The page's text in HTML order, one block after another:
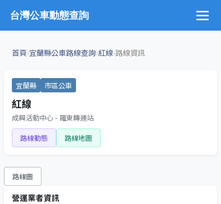
台灣公車動態查詢
首頁›宜蘭縣公車路線查詢›紅線›路線資訊
宜蘭縣 市區公車
紅線
成興活動中心 - 羅東轉運站
路線動態 路線地圖
路線圖
營運業者資訊